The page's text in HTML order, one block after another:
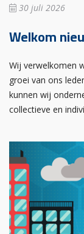
30 juli 2026
Welkom
Wij verwelkomen
groei van ons
kunnen wij
collectieve en